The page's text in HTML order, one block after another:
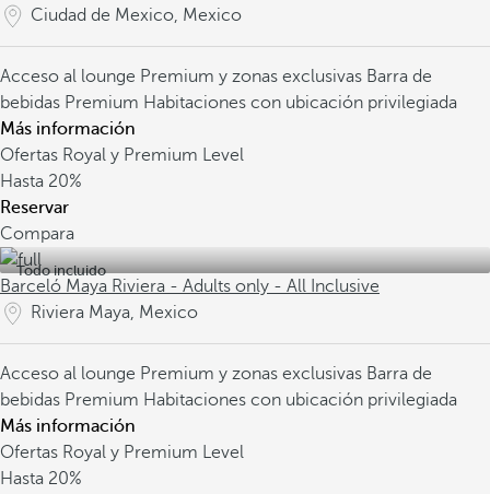
Ciudad de Mexico, Mexico
Acceso al lounge Premium y zonas exclusivas Barra de
bebidas Premium Habitaciones con ubicación privilegiada
Más información
Ofertas Royal y Premium Level
Hasta 20%
Reservar
Compara
Todo incluido
Barceló Maya Riviera - Adults only - All Inclusive
Riviera Maya, Mexico
Acceso al lounge Premium y zonas exclusivas Barra de
bebidas Premium Habitaciones con ubicación privilegiada
Más información
Ofertas Royal y Premium Level
Hasta 20%